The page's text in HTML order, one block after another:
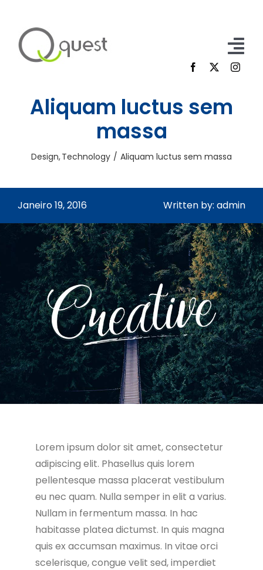
content
Sobre Nós
FAQ
Inscrição/Login
Aliquam luctus sem
massa
Design Technology Aliquam luctus sem massa
Janeiro 19, 2016 Written by: admin
Lorem ipsum dolor sit amet, consectetur
adipiscing elit. Phasellus quis lorem
pellentesque massa placerat vestibulum
eu nec quam. Nulla semper in elit a varius.
Nullam in fermentum massa. In hac
habitasse platea dictumst. In quis magna
quis ex accumsan maximus. In vitae orci
scelerisque, congue velit sed, imperdiet